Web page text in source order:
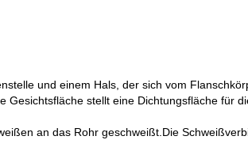
und einem Hals, der sich vom
stellt eine Dichtungsfläche für
an das Rohr geschweißt.Die